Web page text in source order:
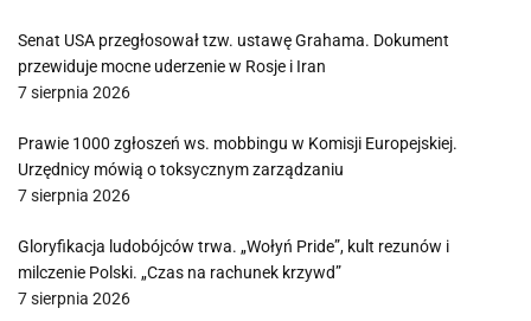
Senat USA przegłosował tzw. ustawę Grahama. Dokument
przewiduje mocne uderzenie w Rosje i Iran
7 sierpnia 2026
Prawie 1000 zgłoszeń ws. mobbingu w Komisji Europejskiej.
Urzędnicy mówią o toksycznym zarządzaniu
7 sierpnia 2026
Gloryfikacja ludobójców trwa. „Wołyń Pride”, kult rezunów i
milczenie Polski. „Czas na rachunek krzywd”
7 sierpnia 2026